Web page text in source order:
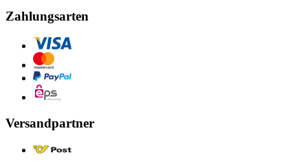
Zahlungsarten
Versandpartner